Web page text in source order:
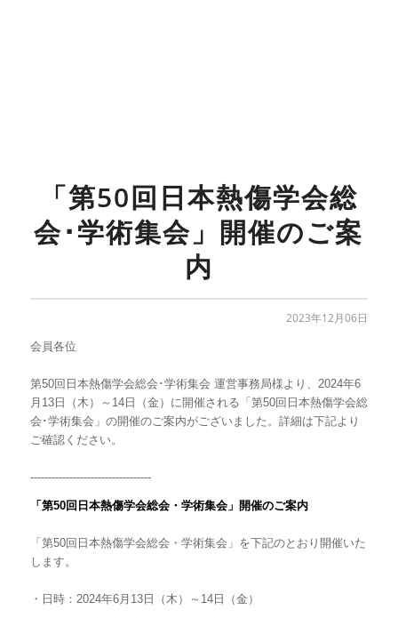
「第50回日本熱傷学会総
会･学術集会」開催のご案
内
2023年12月06日
会員各位
第50回日本熱傷学会総会･学術集会 運営事務局様より、2024年6
月 13日（木）～ 14日（金）に開催される「第50回日本熱傷学会総
会･学術集会」の開催のご案内がございました。詳細は下記より
ご確認ください。
----------------------------------
「第50回日本熱傷学会総会・学術集会」開催のご案内
「第50回日本熱傷学会総会・学術集会」を下記のとおり開催いた
します。
・日時： 2024年6月 13日（木）～ 14日（金）